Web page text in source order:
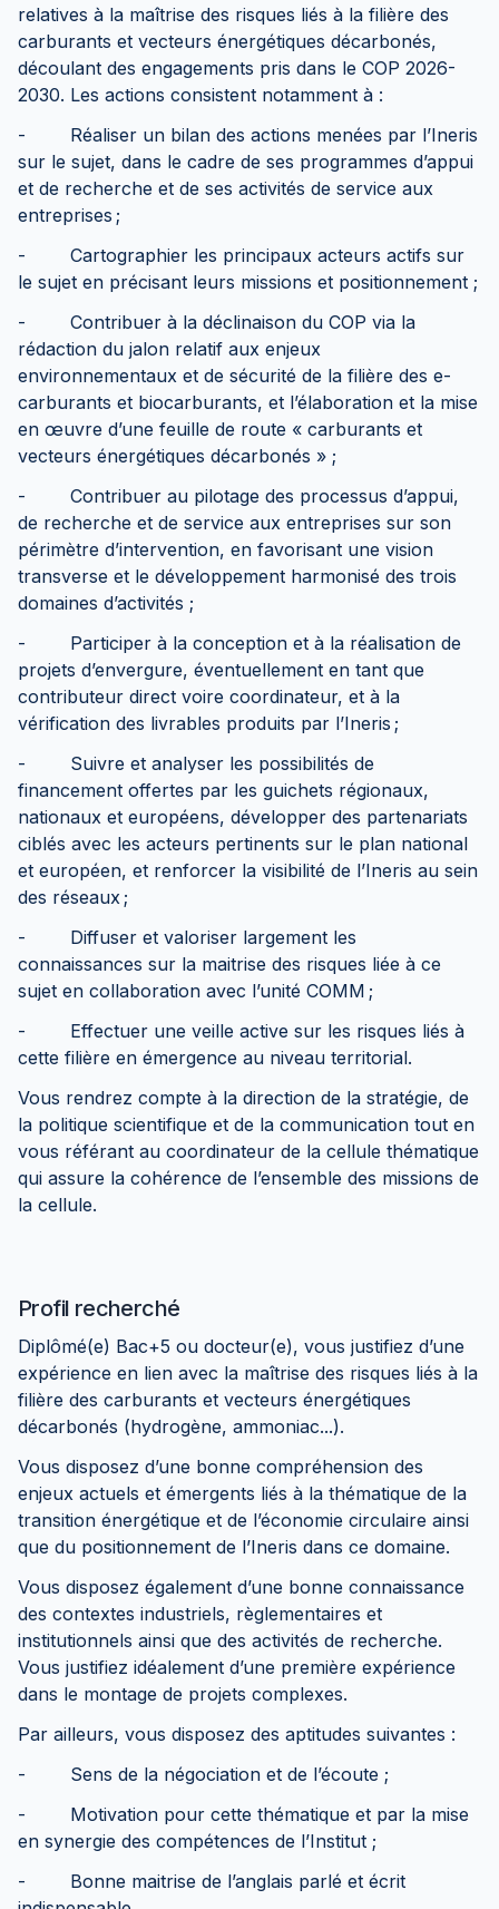
relatives à la maîtrise des risques liés à la filière des
carburants et vecteurs énergétiques décarbonés,
découlant des engagements pris dans le COP 2026-
2030. Les actions consistent notamment à :
- Réaliser un bilan des actions menées par l’Ineris
sur le sujet, dans le cadre de ses programmes d’appui
et de recherche et de ses activités de service aux
entreprises ;
- Cartographier les principaux acteurs actifs sur
le sujet en précisant leurs missions et positionnement ;
- Contribuer à la déclinaison du COP via la
rédaction du jalon relatif aux enjeux
environnementaux et de sécurité de la filière des e-
carburants et biocarburants, et l’élaboration et la mise
en œuvre d’une feuille de route « carburants et
vecteurs énergétiques décarbonés » ;
- Contribuer au pilotage des processus d’appui,
de recherche et de service aux entreprises sur son
périmètre d’intervention, en favorisant une vision
transverse et le développement harmonisé des trois
domaines d’activités ;
- Participer à la conception et à la réalisation de
projets d’envergure, éventuellement en tant que
contributeur direct voire coordinateur, et à la
vérification des livrables produits par l’Ineris ;
- Suivre et analyser les possibilités de
financement offertes par les guichets régionaux,
nationaux et européens, développer des partenariats
ciblés avec les acteurs pertinents sur le plan national
et européen, et renforcer la visibilité de l’Ineris au sein
des réseaux ;
- Diffuser et valoriser largement les
connaissances sur la maitrise des risques liée à ce
sujet en collaboration avec l’unité COMM ;
- Effectuer une veille active sur les risques liés à
cette filière en émergence au niveau territorial.
Vous rendrez compte à la direction de la stratégie, de
la politique scientifique et de la communication tout en
vous référant au coordinateur de la cellule thématique
qui assure la cohérence de l’ensemble des missions de
la cellule.
Profil recherché
Diplômé(e) Bac+5 ou docteur(e), vous justifiez d’une
expérience en lien avec la maîtrise des risques liés à la
filière des carburants et vecteurs énergétiques
décarbonés (hydrogène, ammoniac...).
Vous disposez d’une bonne compréhension des
enjeux actuels et émergents liés à la thématique de la
transition énergétique et de l’économie circulaire ainsi
que du positionnement de l’Ineris dans ce domaine.
Vous disposez également d’une bonne connaissance
des contextes industriels, règlementaires et
institutionnels ainsi que des activités de recherche.
Vous justifiez idéalement d’une première expérience
dans le montage de projets complexes.
Par ailleurs, vous disposez des aptitudes suivantes :
- Sens de la négociation et de l’écoute ;
- Motivation pour cette thématique et par la mise
en synergie des compétences de l’Institut ;
- Bonne maitrise de l’anglais parlé et écrit